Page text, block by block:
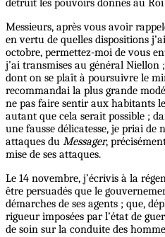
détruit les pouvoirs donnés au
Messieurs, après vous avoir
en vertu de quelles dispositions
octobre, permettez-moi de vous
j’ai transmises au général Niellon
dont on se plaît à poursuivre le
recommandai la plus grande
ne pas faire sentir aux habitants
autant que cela serait possible ;
une fausse délicatesse, je priai
attaques du Messager,
mise de ses attaques.
Le 14 novembre, j’écrivis à la
être persuadés que le
démarches de ses agents ; que,
rigueur imposées par l’état de
de soin sur la conduite des